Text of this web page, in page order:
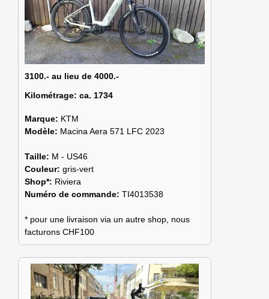
3100.- au lieu de 4000.-
Kilométrage: ca. 1734
Marque: KTM
Modèle: Macina Aera 571 LFC 2023
Taille: M - US46
Couleur: gris-vert
Shop*: Riviera
Numéro de commande: TI4013538
* pour une livraison via un autre shop, nous
facturons CHF100